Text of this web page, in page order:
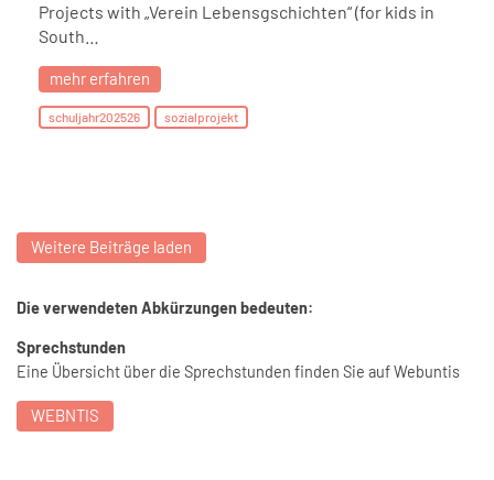
Projects with „Verein Lebensgschichten“ (for kids in
South…
mehr erfahren
schuljahr202526 sozialprojekt
Weitere Beiträge laden
Die verwendeten Abkürzungen bedeuten:
Sprechstunden
Eine Übersicht über die Sprechstunden finden Sie auf Webuntis
WEBNTIS